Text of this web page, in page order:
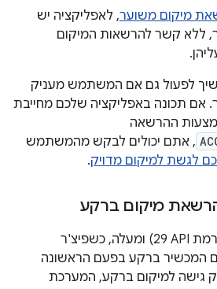
מיקום משוער, לאפליקציה יש
ללא קשר להרשאות המיקום
לפעול גם אם המשתמש מעניק
אם תכונה באפליקציה שלכם מחייבת
ההרשאה
, אתם יכולים לבקש מהמשתמש
לגשת למיקום מדויק.
מיקום ברקע
ב-Android מגרסה 10 (רמת API‏ 29) ומעלה, כשפיצ'ר
המכשיר ברקע בפעם הראשונה
גישה למיקום ברקע, המערכת